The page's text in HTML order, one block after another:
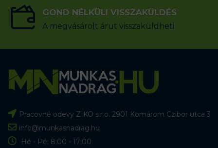
GOND NÉLKÜLI VISSZAKÜLDÉS
A megvásárolt árut visszaküldheti
Pracovné odevy ZIKO s.r.o. 2901 Komárom Czibor utca 3
info@munkasnadrag.hu
Hé - Pé: 8:00 - 17:00